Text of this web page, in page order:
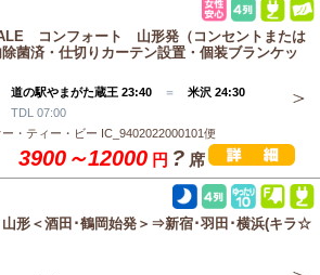
コンフォート 山形発（コンセントまたは
菌済・仕切りカーテン設置・個装ブランケッ
道の駅やまがた蔵王 23:40 ＝ 米沢 24:30
07:00
・ティー・ビー IC_9402022000101便
3900～12000 円 ? 席
形＜酒田･鶴岡始発＞⇒新宿･羽田･横浜(キラ☆